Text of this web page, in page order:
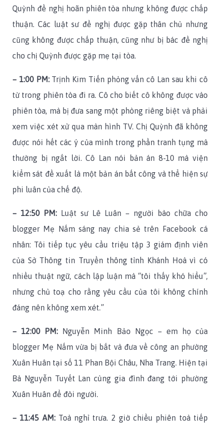
Quỳnh đề nghị hoãn phiên tòa nhưng không được chấp
thuận. Các luật sư đề nghị được gặp thân chủ nhưng
cũng không được chấp thuận, cũng như bị bác đề nghị
cho chị Quỳnh được gặp mẹ tại tòa.
– 1:00 PM:Trịnh Kim Tiến phỏng vấn cô Lan sau khi cô
từ trong phiên tòa đi ra. Cô cho biết cô không được vào
phiên tòa, mà bị đưa sang một phòng riêng biệt và phải
xem việc xét xử qua màn hình TV. Chị Quỳnh đã không
được nói hết các ý của mình trong phần tranh tụng mà
thường bị ngắt lời. Cô Lan nói bản án 8-10 mà viện
kiểm sát đề xuất là một bản án bất công và thể hiện sự
phi luân của chế độ.
– 12:50 PM: Luật sư Lê Luân – người bào chữa cho
blogger Mẹ Nấm sáng nay chia sẻ trên Facebook cá
nhân: Tôi tiếp tục yêu cầu triệu tập 3 giám định viên
của Sở Thông tin Truyền thông tỉnh Khánh Hoà vì có
nhiều thuật ngữ, cách lập luận mà “tôi thấy khó hiểu”,
nhưng chủ toạ cho rằng yêu cầu của tôi không chính
đáng nên không xem xét.”
– 12:00 PM: Nguyễn Minh Bảo Ngọc – em họ của
blogger Mẹ Nấm vừa bị bắt và đưa về công an phường
Xuân Huân tại số 11 Phan Bội Châu, Nha Trang. Hiện tại
Bà Nguyễn Tuyết Lan cùng gia đình đang tới phường
Xuân Huân để đòi người.
– 11:45 AM:Toà nghỉ trưa. 2 giờ chiều phiên toà tiếp